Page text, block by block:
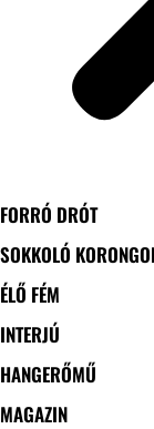
FORRÓ DRÓT
SOKKOLÓ
ÉLŐ FÉM
INTERJÚ
HANGERŐMŰ
MAGAZIN